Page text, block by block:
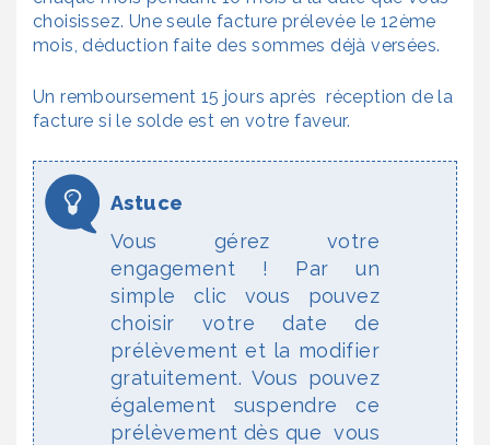
choisissez. Une seule facture prélevée le 12ème
mois, déduction faite des sommes déjà versées.
Un remboursement 15 jours après réception de la
facture si le solde est en votre faveur.
Vous gérez votre
engagement ! Par un
simple clic vous pouvez
choisir votre date de
prélèvement et la modifier
gratuitement. Vous pouvez
également suspendre ce
prélèvement dès que vous